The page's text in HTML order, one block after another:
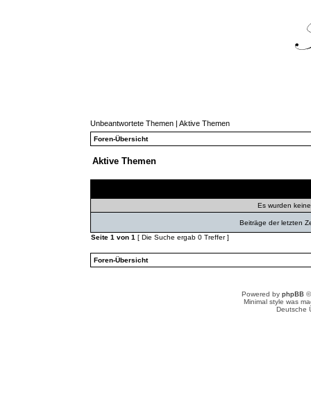
Unbeantwortete Themen | Aktive Themen
Foren-Übersicht
Aktive Themen
Es wurden
Beiträge der letzten
Seite 1 von 1 [ Die Suche ergab 0 Treffer ]
Foren-Übersicht
Powered by phpBB
Minimal style was
Deutsche